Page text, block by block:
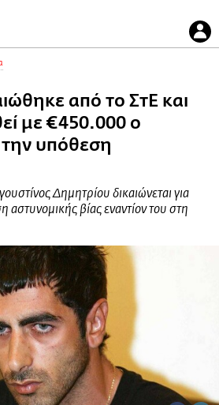
από το ΣτΕ και
με €450.000 ο
υπόθεση
Δημητρίου δικαιώνεται για
βίας εναντίον του στη